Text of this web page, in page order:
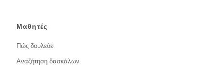
Μαθητές
Πώς δουλεύει
Αναζήτηση δασκάλων